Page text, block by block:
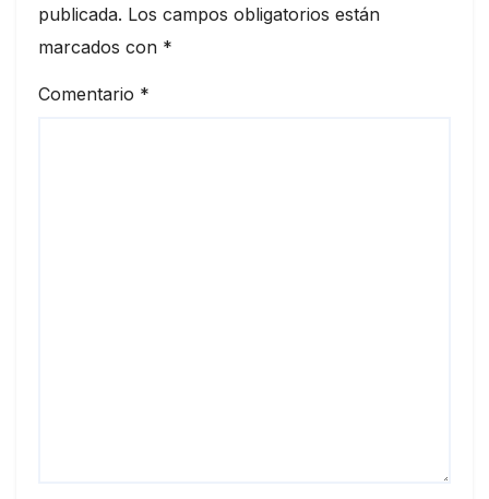
publicada. Los campos obligatorios están
marcados con *
Comentario *